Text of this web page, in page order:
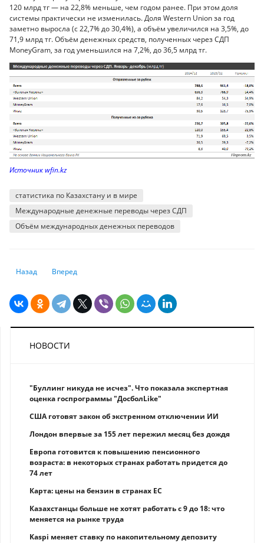
120 млрд тг — на 22,8% меньше, чем годом ранее. При этом доля
системы практически не изменилась. Доля Western Union за год
заметно выросла (с 22,7% до 30,4%), а объём увеличился на 3,5%, до
71,9 млрд тг. Объём денежных средств, полученных через СДП
MoneyGram, за год уменьшился на 7,2%, до 36,5 млрд тг.
Источник wfin.kz
статистика по Казахстану и в мире
Международные денежные переводы через СДП
Объём международных денежных переводов
Предыдущий: Производственный травматизм в Казахстане: больше
Назад Следующий: Уровень безработицы в Узбекистане выше не
Вперед
НОВОСТИ
"Буллинг никуда не исчез". Что показала экспертная
оценка госпрограммы "ДосболLike"
США готовят закон об экстренном отключении ИИ
Лондон впервые за 155 лет пережил месяц без дождя
Европа готовится к повышению пенсионного
возраста: в некоторых странах работать придется до
74 лет
Карта: цены на бензин в странах ЕС
Казахстанцы больше не хотят работать с 9 до 18: что
меняется на рынке труда
Kaspi меняет ставку по накопительному депозиту